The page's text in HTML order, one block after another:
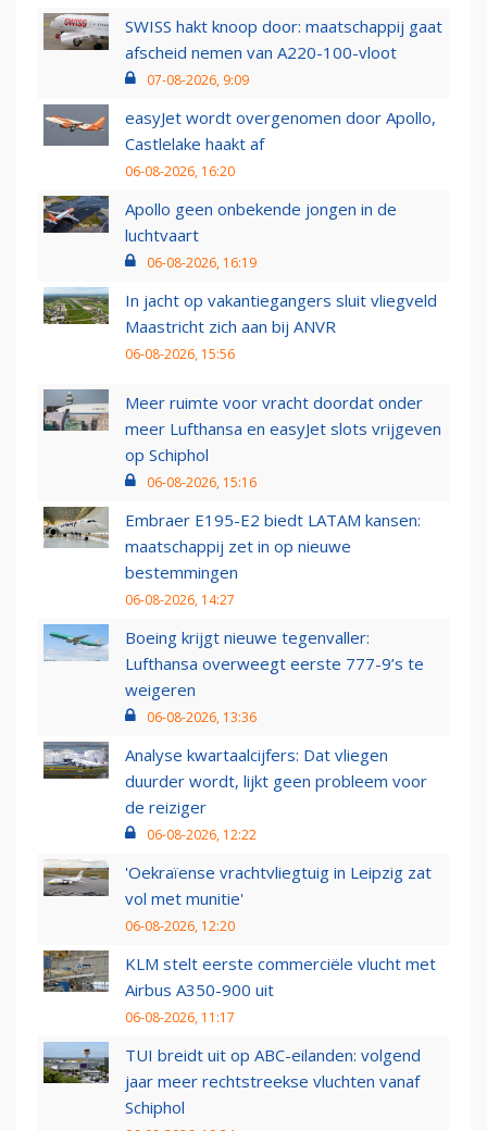
SWISS hakt knoop door: maatschappij gaat
afscheid nemen van A220-100-vloot
07-08-2026, 9:09
easyJet wordt overgenomen door Apollo,
Castlelake haakt af
06-08-2026, 16:20
Apollo geen onbekende jongen in de
luchtvaart
06-08-2026, 16:19
In jacht op vakantiegangers sluit vliegveld
Maastricht zich aan bij ANVR
06-08-2026, 15:56
Meer ruimte voor vracht doordat onder
meer Lufthansa en easyJet slots vrijgeven
op Schiphol
06-08-2026, 15:16
Embraer E195-E2 biedt LATAM kansen:
maatschappij zet in op nieuwe
bestemmingen
06-08-2026, 14:27
Boeing krijgt nieuwe tegenvaller:
Lufthansa overweegt eerste 777-9’s te
weigeren
06-08-2026, 13:36
Analyse kwartaalcijfers: Dat vliegen
duurder wordt, lijkt geen probleem voor
de reiziger
06-08-2026, 12:22
'Oekraïense vrachtvliegtuig in Leipzig zat
vol met munitie'
06-08-2026, 12:20
KLM stelt eerste commerciële vlucht met
Airbus A350-900 uit
06-08-2026, 11:17
TUI breidt uit op ABC-eilanden: volgend
jaar meer rechtstreekse vluchten vanaf
Schiphol